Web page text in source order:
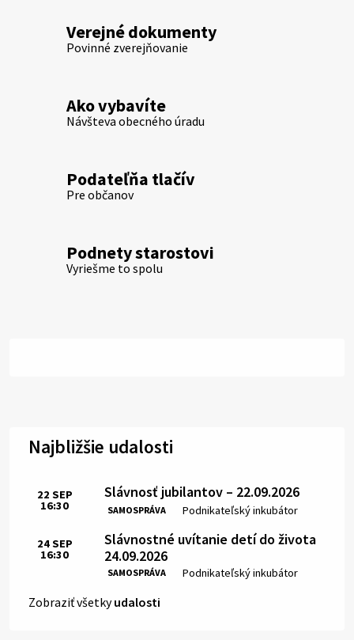
Verejné dokumenty
Povinné zverejňovanie
Ako vybavíte
Návšteva obecného úradu
Podateľňa tlačív
Pre občanov
Podnety starostovi
Vyriešme to spolu
Najbližšie udalosti
Slávnosť jubilantov – 22.09.2026
SAMOSPRÁVA Miesto:
Podnikateľský inkubátor
Čas:
22 SEP
16:30
Slávnostné uvítanie detí do života
24.09.2026
SAMOSPRÁVA Miesto:
Podnikateľský inkubátor
Čas:
24SEP
16:30
Zobraziť všetkyudalosti